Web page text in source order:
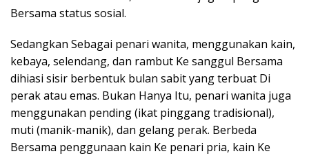
Bersama status sosial.
Sedangkan Sebagai penari wanita, menggunakan kain,
kebaya, selendang, dan rambut Ke sanggul Bersama
dihiasi sisir berbentuk bulan sabit yang terbuat Di
perak atau emas. Bukan Hanya Itu, penari wanita juga
menggunakan pending (ikat pinggang tradisional),
muti (manik-manik), dan gelang perak. Berbeda
Bersama penggunaan kain Ke penari pria, kain Ke